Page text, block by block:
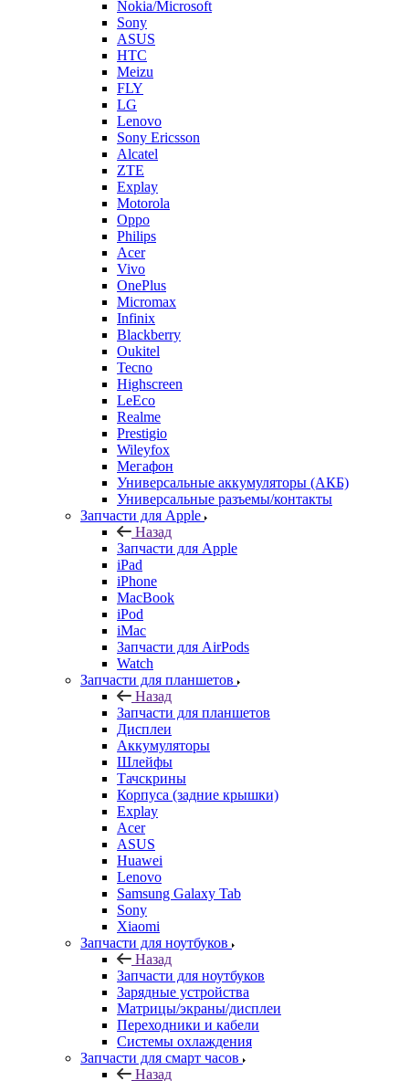
FLY
LG
Lenovo
Sony Ericsson
Alcatel
ZTE
Explay
Motorola
Oppo
Philips
Acer
Vivo
OnePlus
Micromax
Infinix
Blackberry
Oukitel
Tecno
Highscreen
LeEco
Realme
Prestigio
Wileyfox
Мегафон
Универсальные аккумуляторы (АКБ)
Универсальные разъемы/контакты
Запчасти для Apple
Назад
Запчасти для Apple
iPad
iPhone
MacBook
iPod
iMac
Запчасти для AirPods
Watch
Запчасти для планшетов
Назад
Запчасти для планшетов
Дисплеи
Аккумуляторы
Шлейфы
Тачскрины
Корпуса (задние крышки)
Explay
Acer
ASUS
Huawei
Lenovo
Samsung Galaxy Tab
Sony
Xiaomi
Запчасти для ноутбуков
Назад
Запчасти для ноутбуков
Зарядные устройства
Матрицы/экраны/дисплеи
Переходники и кабели
Системы охлаждения
Запчасти для смарт часов
Назад
Запчасти для смарт часов
Asus
Samsung
Аксессуары
Назад